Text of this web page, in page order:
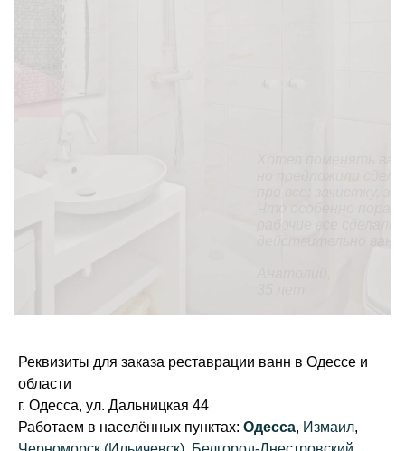
про все: зачистку, заливку и высыхание ушел день.
Реквизиты для заказа реставрации ванн в Одессе и
области
г. Одесса, ул. Дальницкая 44
Работаем в населённых пунктах: Одесса, Измаил,